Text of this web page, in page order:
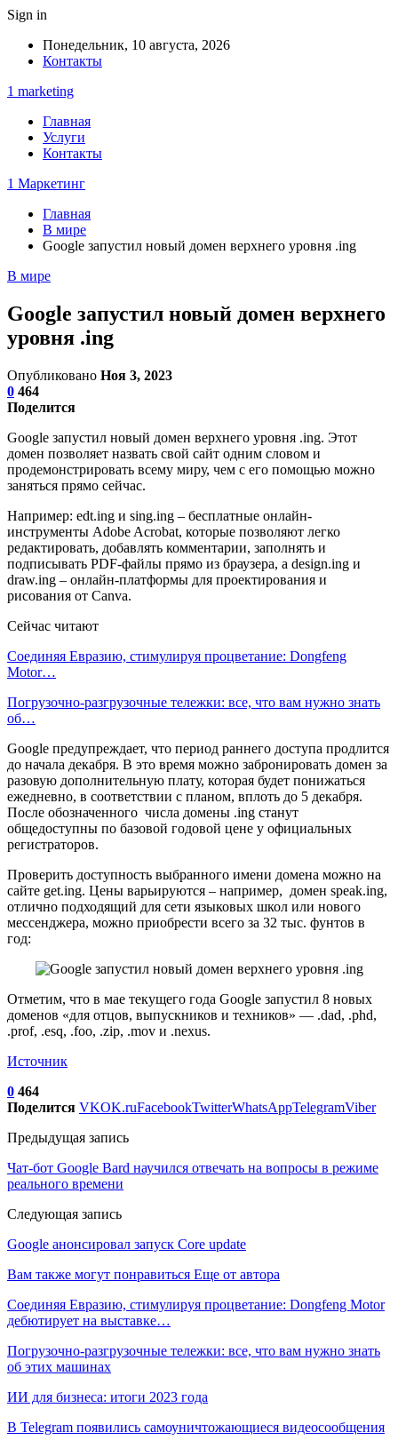
Sign in
Понедельник, 10 августа, 2026
Контакты
1 marketing
Главная
Услуги
Контакты
1 Маркетинг
Главная
В мире
Google запустил новый домен верхнего уровня .ing
В мире
Google запустил новый домен верхнего
уровня .ing
Опубликовано Ноя 3, 2023
0 464
Поделится
Google запустил новый домен верхнего уровня .ing. Этот
домен позволяет назвать свой сайт одним словом и
продемонстрировать всему миру, чем с его помощью можно
заняться прямо сейчас.
Например: edt.ing и sing.ing – бесплатные онлайн-
инструменты Adobe Acrobat, которые позволяют легко
редактировать, добавлять комментарии, заполнять и
подписывать PDF-файлы прямо из браузера, а design.ing и
draw.ing – онлайн-платформы для проектирования и
рисования от Canva.
Сейчас читают
Соединяя Евразию, стимулируя процветание: Dongfeng
Motor…
Погрузочно-разгрузочные тележки: все, что вам нужно знать
об…
Google предупреждает, что период раннего доступа продлится
до начала декабря. В это время можно забронировать домен за
разовую дополнительную плату, которая будет понижаться
ежедневно, в соответствии с планом, вплоть до 5 декабря.
После обозначенного числа домены .ing станут
общедоступны по базовой годовой цене у официальных
регистраторов.
Проверить доступность выбранного имени домена можно на
сайте get.ing. Цены варьируются – например, домен speak.ing,
отлично подходящий для сети языковых школ или нового
мессенджера, можно приобрести всего за 32 тыс. фунтов в
год:
Отметим, что в мае текущего года Google запустил 8 новых
доменов «для отцов, выпускников и техников» — .dad, .phd,
.prof, .esq, .foo, .zip, .mov и .nexus.
Источник
0 464
Поделится VKOK.ruFacebookTwitterWhatsAppTelegramViber
Предыдущая запись
Чат-бот Google Bard научился отвечать на вопросы в режиме
реального времени
Следующая запись
Google анонсировал запуск Core update
Вам также могут понравиться Еще от автора
Соединяя Евразию, стимулируя процветание: Dongfeng Motor
дебютирует на выставке…
Погрузочно-разгрузочные тележки: все, что вам нужно знать
об этих машинах
ИИ для бизнеса: итоги 2023 года
В Telegram появились самоуничтожающиеся видеосообщения